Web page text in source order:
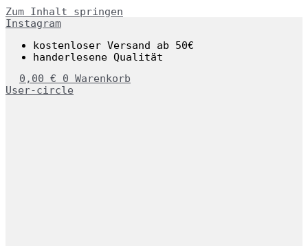
Zum Inhalt springen
Instagram
kostenloser Versand ab 50€
handerlesene Qualität
0,00 € 0 Warenkorb
User-circle